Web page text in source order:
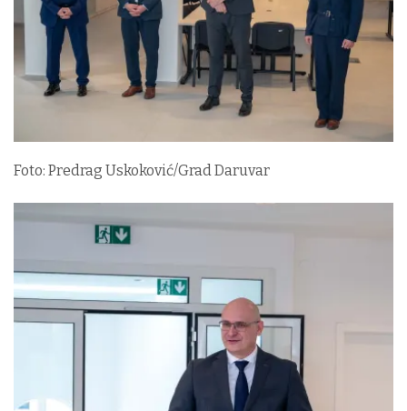
Foto: Predrag Uskoković/Grad Daruvar